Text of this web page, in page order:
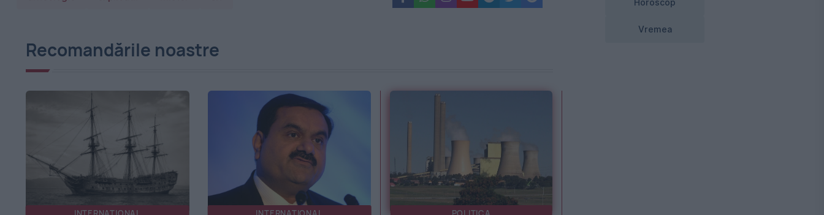
Recomandările noastre
Horoscop
Vremea